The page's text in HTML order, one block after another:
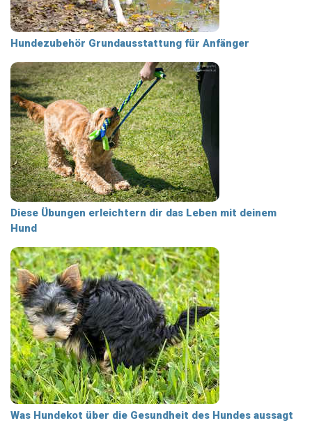
Hundezubehör Grundausstattung für Anfänger
Diese Übungen erleichtern dir das Leben mit deinem
Hund
Was Hundekot über die Gesundheit des Hundes aussagt